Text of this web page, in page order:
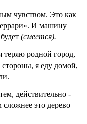
чувством. Это как
И машину
(смеется).
теряю родной город,
я еду домой,
действительно -
это дерево